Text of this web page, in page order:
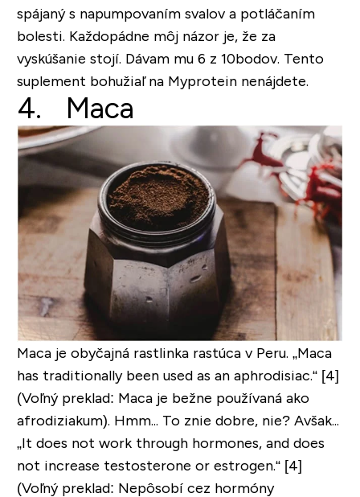
spájaný s napumpovaním svalov a potláčaním
bolesti. Každopádne môj názor je, že za
vyskúšanie stojí. Dávam mu 6 z 10bodov. Tento
suplement bohužiaľ na Myprotein nenájdete.
4. Maca
Maca je obyčajná rastlinka rastúca v Peru. „Maca
has traditionally been used as an aphrodisiac.“ [4]
(Voľný preklad: Maca je bežne používaná ako
afrodiziakum). Hmm... To znie dobre, nie? Avšak...
„It does not work through hormones, and does
not increase testosterone or estrogen.“ [4]
(Voľný preklad: Nepôsobí cez hormóny